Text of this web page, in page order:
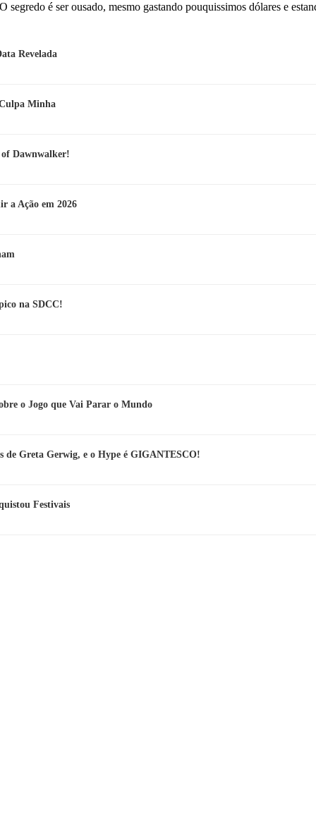
O segredo é ser ousado, mesmo gastando pouquissimos dólares e
Revelada
Minha
of Dawnwalker!
a Ação em 2026
na SDCC!
o Jogo que Vai Parar o Mundo
Greta Gerwig, e o Hype é GIGANTESCO!
Festivais